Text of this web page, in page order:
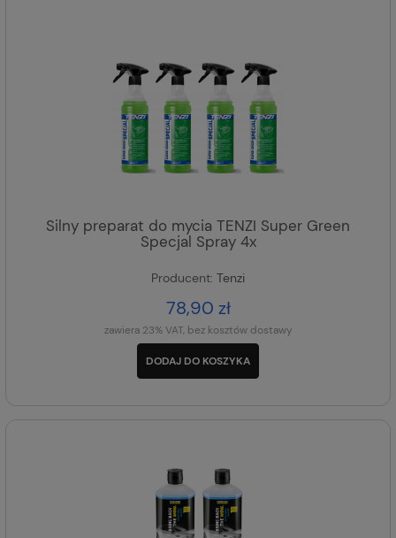
Silny preparat do mycia TENZI Super Green
Specjal Spray 4x
Producent: Tenzi
78,90 zł
zawiera 23% VAT, bez kosztów dostawy
DODAJ DO KOSZYKA